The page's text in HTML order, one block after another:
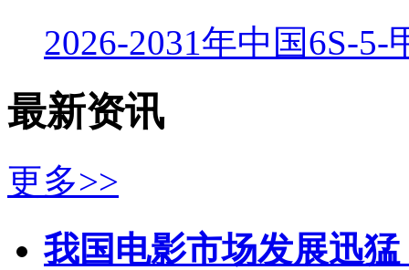
2026-2031年中国6S-5-
最新资讯
更多>>
我国电影市场发展迅